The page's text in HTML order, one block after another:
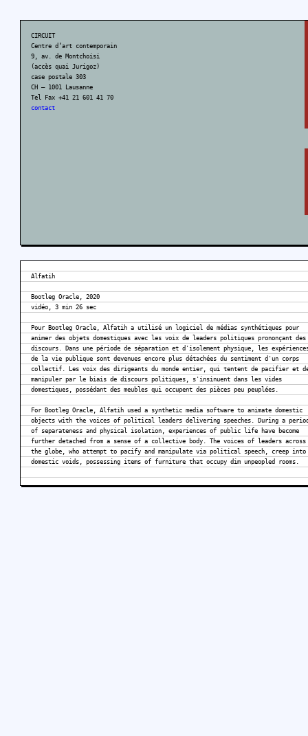
CIRCUIT
Centre d’art contemporain
9, av. de Montchoisi
(accès quai Jurigoz)
case postale 303
CH – 1001 Lausanne
Tel Fax +41 21 601 41 70
contact
Alfatih
Bootleg Oracle, 2020
vidéo, 3 min 26 sec
Pour Bootleg Oracle, Alfatih a utilisé un logiciel de médias synthétiques pour
animer des objets domestiques avec les voix de leaders politiques prononçant des
discours. Dans une période de séparation et d'isolement physique, les
de la vie publique sont devenues encore plus détachées du sentiment d'un corps
collectif. Les voix des dirigeants du monde entier, qui tentent de pacifier et
manipuler par le biais de discours politiques, s'insinuent dans les vides
domestiques, possédant des meubles qui occupent des pièces peu peuplées.
For Bootleg Oracle, Alfatih used a synthetic media software to animate domestic
objects with the voices of political leaders delivering speeches. During a
of separateness and physical isolation, experiences of public life have become
further detached from a sense of a collective body. The voices of leaders across
the globe, who attempt to pacify and manipulate via political speech, creep into
domestic voids, possessing items of furniture that occupy dim unpeopled rooms.